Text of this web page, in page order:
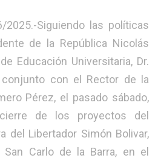
2025.-Siguiendo las políticas
de la República Nicolás
Educación Universitaria, Dr.
con el Rector de la
Pérez, el pasado sábado,
de los proyectos del
del Libertador Simón Bolivar,
Carlo de la Barra, en el